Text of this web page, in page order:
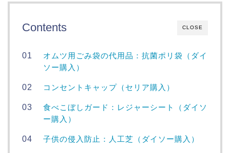
CLOSE
Contents
オムツ用ごみ袋の代用品：抗菌ポリ袋（ダイ
ソー購入）
コンセントキャップ（セリア購入）
食べこぼしガード：レジャーシート（ダイソ
ー購入）
子供の侵入防止：人工芝（ダイソー購入）